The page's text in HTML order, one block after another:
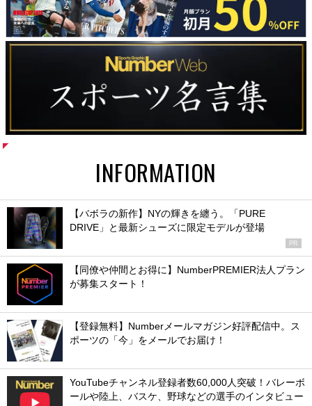
INFORMATION
【バボラの新作】NYの輝きを纏う。「PURE
DRIVE」と最新シューズに限定モデルが登場
PR
【同僚や仲間とお得に】NumberPREMIER法人プラン
が募集スタート！
【登録無料】Numberメールマガジン好評配信中。ス
ポーツの「今」をメールでお届け！
YouTubeチャンネル登録者数60,000人突破！バレーボ
ールや陸上、バスケ、野球などの選手のインタビュー